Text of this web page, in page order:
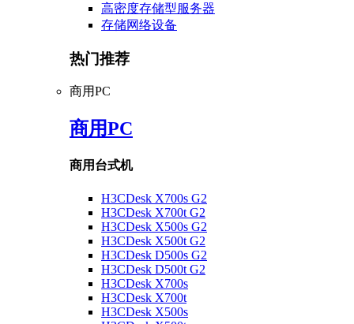
高密度存储型服务器
存储网络设备
热门推荐
商用PC
商用PC
商用台式机
H3CDesk X700s G2
H3CDesk X700t G2
H3CDesk X500s G2
H3CDesk X500t G2
H3CDesk D500s G2
H3CDesk D500t G2
H3CDesk X700s
H3CDesk X700t
H3CDesk X500s